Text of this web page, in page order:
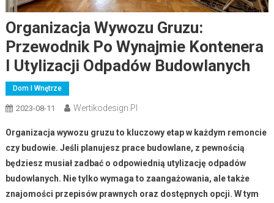
Organizacja Wywozu Gruzu:
Przewodnik Po Wynajmie Kontenera
I Utylizacji Odpadów Budowlanych
Dom I Wnętrze
2023-08-11 Wertikodesign.pl
Organizacja wywozu gruzu to kluczowy etap w każdym remoncie
czy budowie. Jeśli planujesz prace budowlane, z pewnością
będziesz musiał zadbać o odpowiednią utylizację odpadów
budowlanych. Nie tylko wymaga to zaangażowania, ale także
znajomości przepisów prawnych oraz dostępnych opcji. W tym